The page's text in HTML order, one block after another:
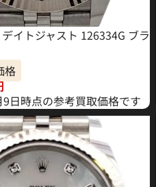
イトジャスト 126334G ブラ
格
日時点の参考買取価格です